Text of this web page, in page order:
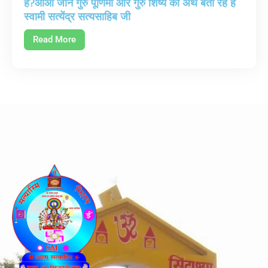
है?आओ जाने गुरु पूर्णिमा ओर गुरु शिष्य का अर्थ बता रहें है
स्वामी सत्येंद्र सत्यसाहिब जी
Read More